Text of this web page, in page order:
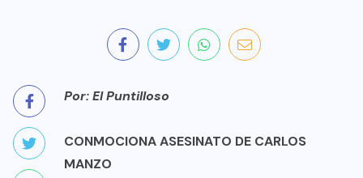
Por: El Puntilloso
CONMOCIONA ASESINATO DE CARLOS
MANZO